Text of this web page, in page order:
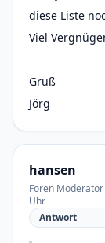
diese Liste
Viel
Gruß
Jörg
hansen
Foren Moderator
Uhr
Antwort